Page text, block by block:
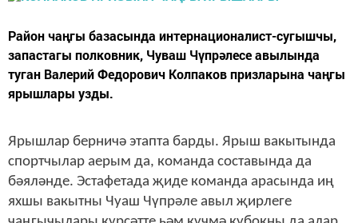
Район чаңгы базасында интернационалист-сугышчы,
запастагы полковник, Чуваш Чүпрәлесе авылында
туган Валерий Федорович Колпаков призларына чаңгы
ярышлары узды.
Ярышлар берничә этапта барды. Ярыш вакытында
спортчылар аерым да, команда составында да
бәяләнде. Эстафетада җиде команда арасында иң
яхшы вакытны Чуаш Чүпрәле авыл җирлеге